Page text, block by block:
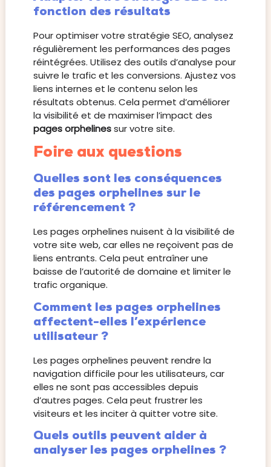
fonction des résultats
Pour optimiser votre stratégie SEO, analysez
régulièrement les performances des pages
réintégrées. Utilisez des outils d’analyse pour
suivre le trafic et les conversions. Ajustez vos
liens internes et le contenu selon les
résultats obtenus. Cela permet d’améliorer
la visibilité et de maximiser l’impact des
pages orphelinessur votre site.
Foire aux questions
Quelles sont les conséquences
des pages orphelines sur le
référencement ?
Les pages orphelines nuisent à la visibilité de
votre site web, car elles ne reçoivent pas de
liens entrants. Cela peut entraîner une
baisse de l’autorité de domaine et limiter le
trafic organique.
Comment les pages orphelines
affectent-elles l’expérience
utilisateur ?
Les pages orphelines peuvent rendre la
navigation difficile pour les utilisateurs, car
elles ne sont pas accessibles depuis
d’autres pages. Cela peut frustrer les
visiteurs et les inciter à quitter votre site.
Quels outils peuvent aider à
analyser les pages orphelines ?